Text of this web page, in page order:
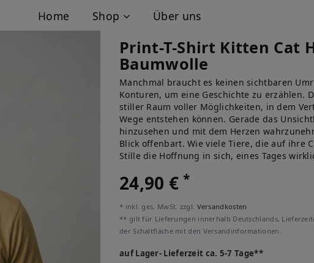
Home Shop Über uns
Print-T-Shirt Kitten Cat
Baumwolle
Manchmal braucht es keinen sichtbaren
Konturen, um eine Geschichte zu erzählen.
stiller Raum voller Möglichkeiten, in dem
Wege entstehen können. Gerade das
hinzusehen und mit dem Herzen
Blick offenbart. Wie viele Tiere, die auf ihre
Stille die Hoffnung in sich, eines Tages
24,90 €*
* inkl. ges. MwSt. zzgl. Versandkosten
** gilt für Lieferungen innerhalb Deutschlands,
der Schaltfläche mit den Versandinformationen.
auf Lager- Lieferzeit ca. 5-7 Tage**